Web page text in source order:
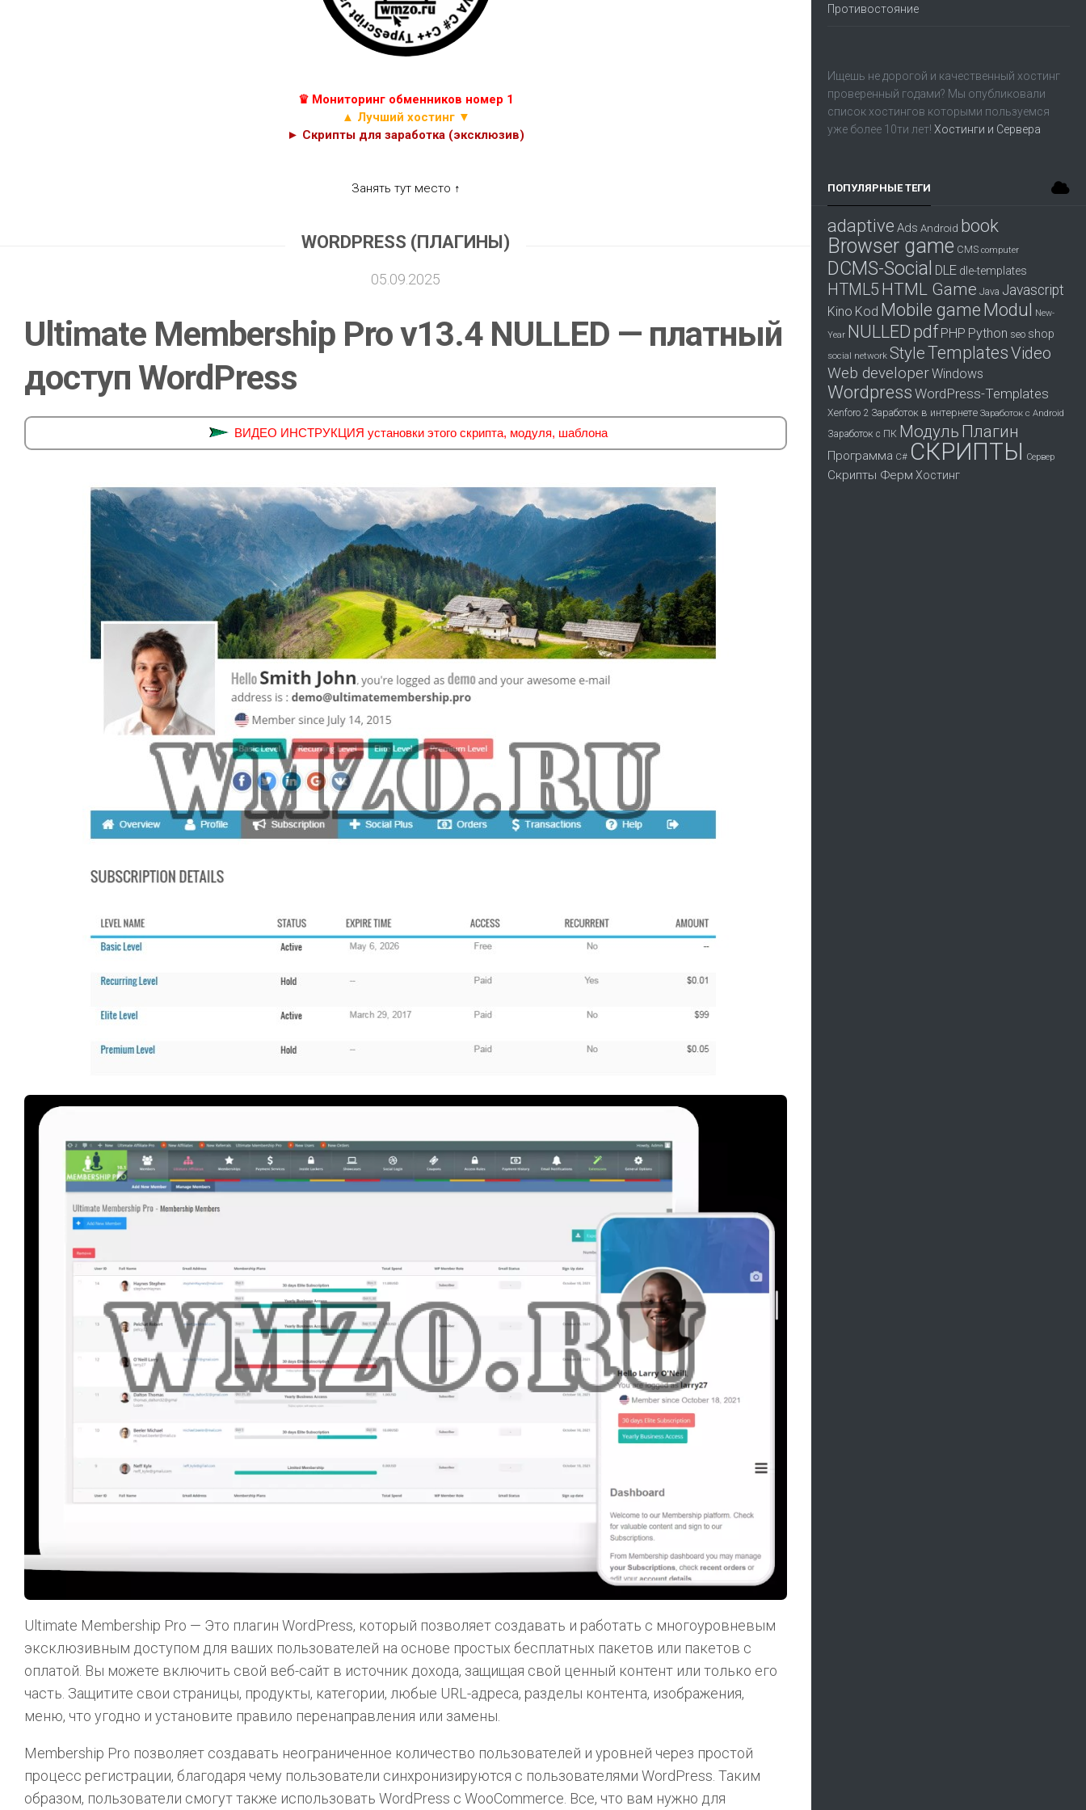
ИГР
СКРИПТЫ
ЭКОНОМИЧЕСКИХ
♛ Мониторинг обменников номер 1
▲ Лучший хостинг ▼
► Скрипты для заработка (эксклюзив)
Занять тут место ↑
WORDPRESS (ПЛАГИНЫ)
05.09.2025
Ultimate Membership Pro v13.4 NULLED — платный
доступ WordPress
ВИДЕО ИНСТРУКЦИЯ установки этого скрипта, модуля, шаблона
Ultimate Membership Pro — Это плагин WordPress, который позволяет создавать и работать с многоуровневым
эксклюзивным доступом для ваших пользователей на основе простых бесплатных пакетов или пакетов с
оплатой. Вы можете включить свой веб-сайт в источник дохода, защищая свой ценный контент или только его
часть. Защитите свои страницы, продукты, категории, любые URL-адреса, разделы контента, изображения,
меню, что угодно и установите правило перенаправления или замены.
Membership Pro позволяет создавать неограниченное количество пользователей и уровней через простой
процесс регистрации, благодаря чему пользователи синхронизируются с пользователями WordPress. Таким
образом, пользователи смогут также использовать WordPress c WooCommerce. Все, что вам нужно для
Противостояние
Ищешь не дорогой и качественный хостинг
проверенный годами? Мы опубликовали
список хостингов которыми пользуемся
уже более 10ти лет! Хостинги и Сервера
ПОПУЛЯРНЫЕ ТЕГИ
adaptive Ads Android book
Browser game CMS computer
DCMS-Social DLE dle-templates
HTML5 HTML Game Java Javascript
Kino Kod Mobile gameModul New-
Year NULLED pdf PHP Python seo shop
social network StyleTemplatesVideo
Web developerWindows
Wordpress WordPress-Templates
Xenforo 2 Заработок в интернете Заработок с Android
Заработок с ПК Модуль Плагин
Программа С# СКРИПТЫ Сервер
Скрипты Ферм Хостинг